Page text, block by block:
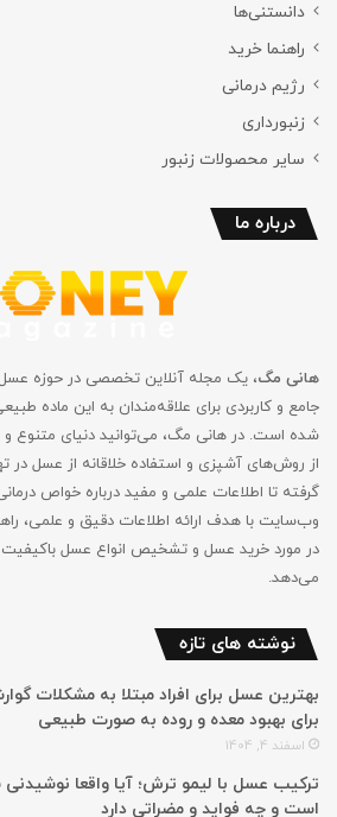
دانستنی‌ها
راهنما خرید
رژیم درمانی
زنبورداری
سایر محصولات زنبور
درباره ما
هانی مگ، یک مجله آنلاین تخصصی در حوزه
جامع و کاربردی برای علاقه‌مندان به این ماده
شده است. در هانی مگ، می‌توانید دنیای متنوع
از روش‌های آشپزی و استفاده خلاقانه از عسل در
گرفته تا اطلاعات علمی و مفید درباره خواص
وب‌سایت با هدف ارائه اطلاعات دقیق و علمی،
در مورد خرید عسل و تشخیص انواع عسل باکیفیت را
می‌دهد.
نوشته های تازه
برای بهبود معده و روده به صورت طبیعی
اسفند 4, 1404
ترکیب عسل با لیمو ترش؛ آیا واقعا
است و چه فواید و مضراتی دارد